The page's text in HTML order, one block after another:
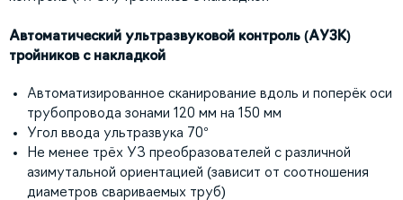
Автоматический ультразвуковой контроль (АУЗК)
тройников с накладкой
Автоматизированное сканирование вдоль и поперёк оси
трубопровода зонами 120 мм на 150 мм
Угол ввода ультразвука 70°
Не менее трёх УЗ преобразователей с различной
азимутальной ориентацией (зависит от соотношения
диаметров свариваемых труб)